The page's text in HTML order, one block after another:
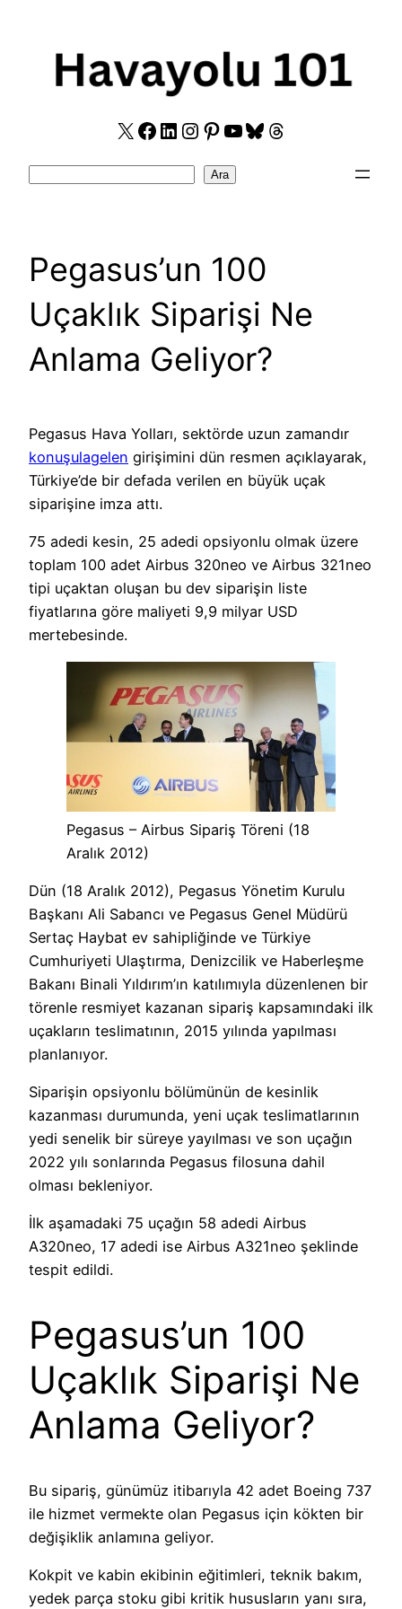
X Facebook
LinkedIn
Instagram
Pinterest
YouTube
Bluesky
Threads
Ara
Pegasus’un 100
Uçaklık Siparişi Ne
Anlama Geliyor?
Pegasus Hava Yolları, sektörde uzun zamandır
konuşulagelen girişimini dün resmen açıklayarak,
Türkiye’de bir defada verilen en büyük uçak
siparişine imza attı.
75 adedi kesin, 25 adedi opsiyonlu olmak üzere
toplam 100 adet Airbus 320neo ve Airbus 321neo
tipi uçaktan oluşan bu dev siparişin liste
fiyatlarına göre maliyeti 9,9 milyar USD
mertebesinde.
Pegasus – Airbus Sipariş Töreni (18
Aralık 2012)
Dün (18 Aralık 2012), Pegasus Yönetim Kurulu
Başkanı Ali Sabancı ve Pegasus Genel Müdürü
Sertaç Haybat ev sahipliğinde ve Türkiye
Cumhuriyeti Ulaştırma, Denizcilik ve Haberleşme
Bakanı Binali Yıldırım’ın katılımıyla düzenlenen bir
törenle resmiyet kazanan sipariş kapsamındaki ilk
uçakların teslimatının, 2015 yılında yapılması
planlanıyor.
Siparişin opsiyonlu bölümünün de kesinlik
kazanması durumunda, yeni uçak teslimatlarının
yedi senelik bir süreye yayılması ve son uçağın
2022 yılı sonlarında Pegasus filosuna dahil
olması bekleniyor.
İlk aşamadaki 75 uçağın 58 adedi Airbus
A320neo, 17 adedi ise Airbus A321neo şeklinde
tespit edildi.
Pegasus’un 100
Uçaklık Siparişi Ne
Anlama Geliyor?
Bu sipariş, günümüz itibarıyla 42 adet Boeing 737
ile hizmet vermekte olan Pegasus için kökten bir
değişiklik anlamına geliyor.
Kokpit ve kabin ekibinin eğitimleri, teknik bakım,
yedek parça stoku gibi kritik hususların yanı sıra,